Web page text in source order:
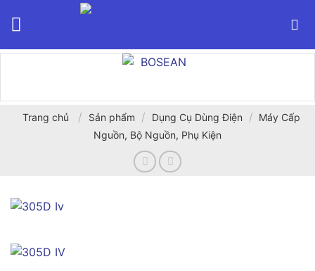
Trang chủ / Sản phẩm / Dụng Cụ Dùng Điện / Máy Cấp
Nguồn, Bộ Nguồn, Phụ Kiện